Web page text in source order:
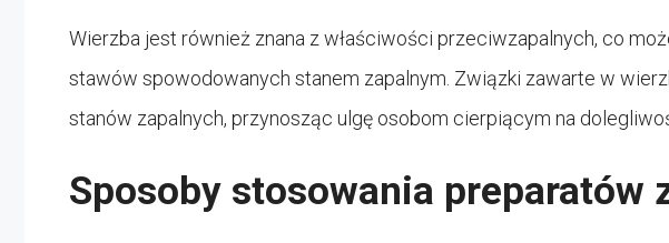
Wierzba jest również znana z właściwości przeciwzapalnych, co
stawów spowodowanych stanem zapalnym. Związki zawarte w
stanów zapalnych, przynosząc ulgę osobom cierpiącym na
Sposoby stosowania preparatów